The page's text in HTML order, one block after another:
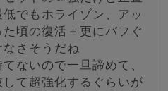
でもホライゾン、アッ
頃の復活＋更にバフぐ
さそうだね
ないので一旦諦めて、
て超強化するぐらいが